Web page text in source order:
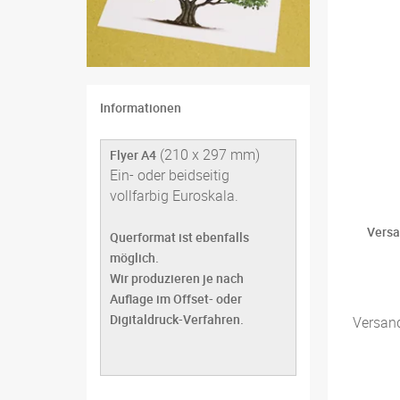
Informationen
Flyer A4 (210 x 297 mm)
Ein- oder beidseitig
vollfarbig Euroskala.
Querformat ist ebenfalls
möglich.
Wir produzieren je nach
Auflage im Offset- oder
Digitaldruck-Verfahren.